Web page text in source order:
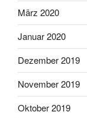
März 2020
Januar 2020
Dezember 2019
November 2019
Oktober 2019